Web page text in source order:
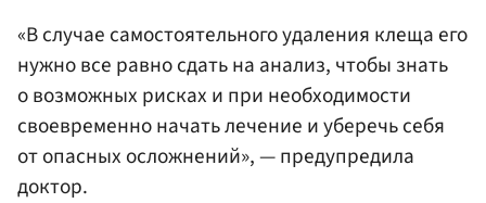
«В случае самостоятельного удаления клеща его
нужно все равно сдать на анализ, чтобы знать
о возможных рисках и при необходимости
своевременно начать лечение и уберечь себя
от опасных осложнений», — предупредила
доктор.